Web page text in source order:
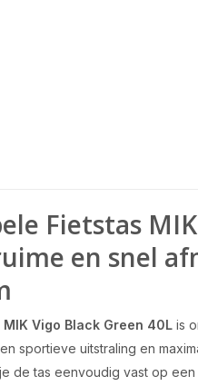
Fietstas
en snel
Vigo Black Green 40L is
sportieve uitstraling en
de tas eenvoudig vast op een